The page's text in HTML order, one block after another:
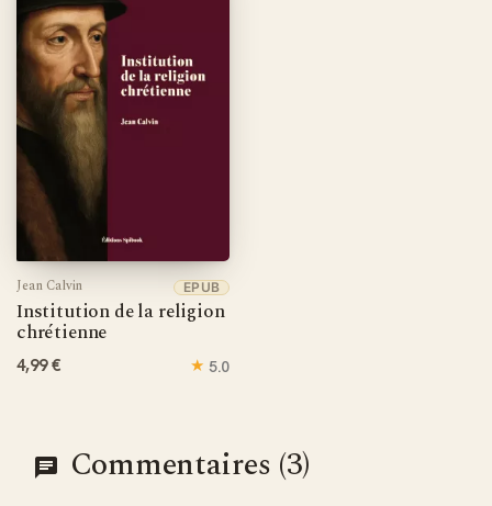
académique optimale avec pagination fixe, annotations
possibles et compatibilité universelle. Idéal pour l'étude
théologique approfondie, la recherche historique et
l'analyse textuelle, ce document permet une navigation
efficace dans cette œuvre imposante de 1568 pages qui a
connu plus de vingt éditions latines et dix-sept françaises
dès le XVIe siècle.
Jean Calvin
Institution de la religion
chrétienne
EPUB
4,99 € ★ 5.0
Commentaires (3)